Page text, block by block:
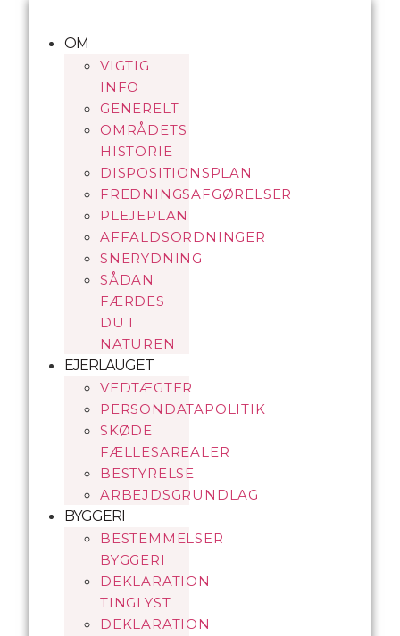
OM
VIGTIG
INFO
GENERELT
OMRÅDETS
HISTORIE
DISPOSITIONSPLAN
FREDNINGSAFGØRELSER
PLEJEPLAN
AFFALDSORDNINGER
SNERYDNING
SÅDAN
FÆRDES
DU I
NATUREN
EJERLAUGET
VEDTÆGTER
PERSONDATAPOLITIK
SKØDE
FÆLLESAREALER
BESTYRELSE
ARBEJDSGRUNDLAG
BYGGERI
BESTEMMELSER
BYGGERI
DEKLARATION
TINGLYST
DEKLARATION